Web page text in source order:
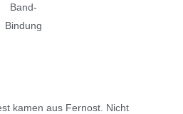
Band-
Bindung
kamen aus Fernost. Nicht